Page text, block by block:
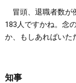
冒頭、退職者数が
183人ですかね。念
か、もしあればいた
知事